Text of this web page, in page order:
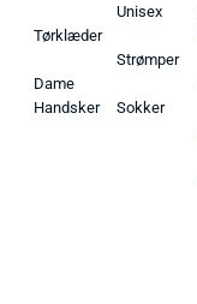
Tørklæder
Dame
Handsker
Unisex
Strømper
Sokker